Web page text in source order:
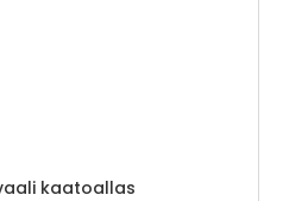
kaatoallas